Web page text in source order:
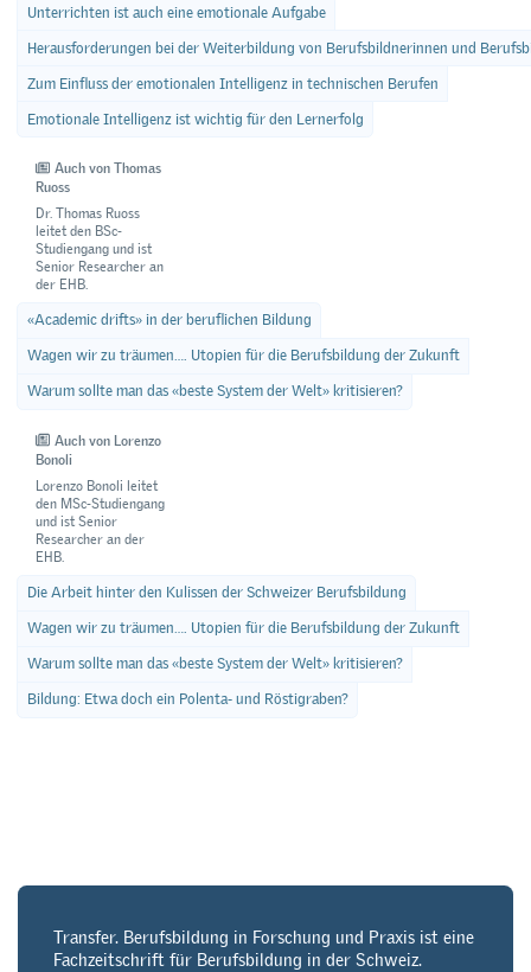
Unterrichten ist auch eine emotionale Aufgabe
Herausforderungen bei der Weiterbildung von Berufsbildnerinnen und
Zum Einfluss der emotionalen Intelligenz in technischen Berufen
Emotionale Intelligenz ist wichtig für den Lernerfolg
Auch von Thomas
Ruoss
Dr. Thomas Ruoss
leitet den BSc-
Studiengang und ist
Senior Researcher an
der EHB.
«Academic drifts» in der beruflichen Bildung
Wagen wir zu träumen…. Utopien für die Berufsbildung der Zukunft
Warum sollte man das «beste System der Welt» kritisieren?
Auch von Lorenzo
Bonoli
Lorenzo Bonoli leitet
den MSc-Studiengang
und ist Senior
Researcher an der
EHB.
Die Arbeit hinter den Kulissen der Schweizer Berufsbildung
Wagen wir zu träumen…. Utopien für die Berufsbildung der Zukunft
Warum sollte man das «beste System der Welt» kritisieren?
Bildung: Etwa doch ein Polenta- und Röstigraben?
Transfer. Berufsbildung in Forschung und Praxis ist eine
Fachzeitschrift für Berufsbildung in der Schweiz.